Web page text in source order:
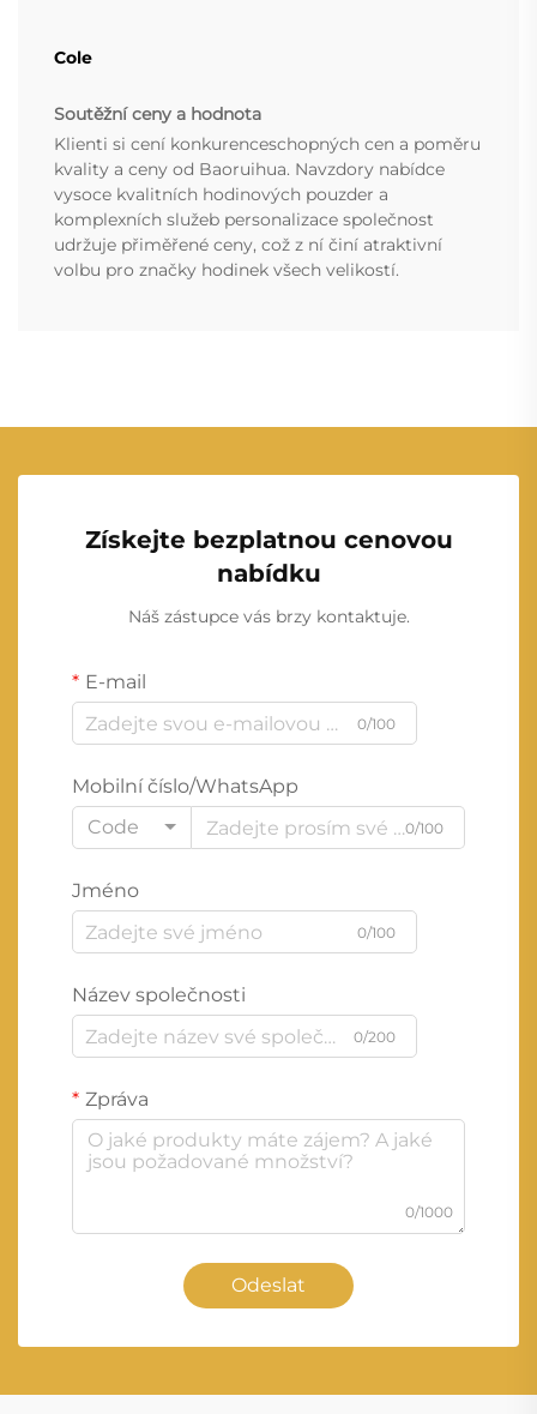
Cole
Soutěžní ceny a hodnota
Klienti si cení konkurenceschopných cen a poměru
kvality a ceny od Baoruihua. Navzdory nabídce
vysoce kvalitních hodinových pouzder a
komplexních služeb personalizace společnost
udržuje přiměřené ceny, což z ní činí atraktivní
volbu pro značky hodinek všech velikostí.
Získejte bezplatnou cenovou
nabídku
Náš zástupce vás brzy kontaktuje.
E-mail
0/100
Mobilní číslo/WhatsApp
Code
0/100
Jméno
0/100
Název společnosti
0/200
Zpráva
0/1000
Odeslat